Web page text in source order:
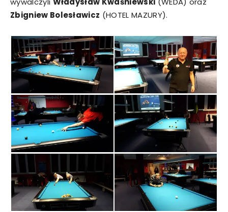
Zbigniew Bolesławicz (HOTEL MAZURY).